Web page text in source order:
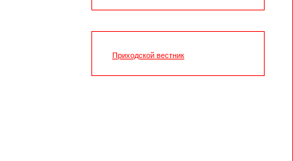
Приходской вестник